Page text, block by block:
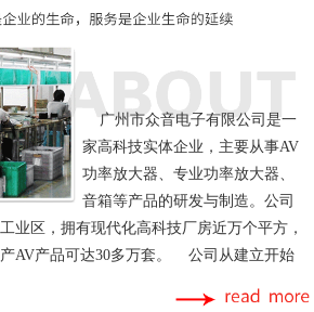
广州市众音电子有限公司是一
家高科技实体企业，主要从事AV
功率放大器、专业功率放大器、
音箱等产品的研发与制造。公司
业区，拥有现代化高科技厂房近万个平方，
AV产品可达30多万套。 公司从建立开始